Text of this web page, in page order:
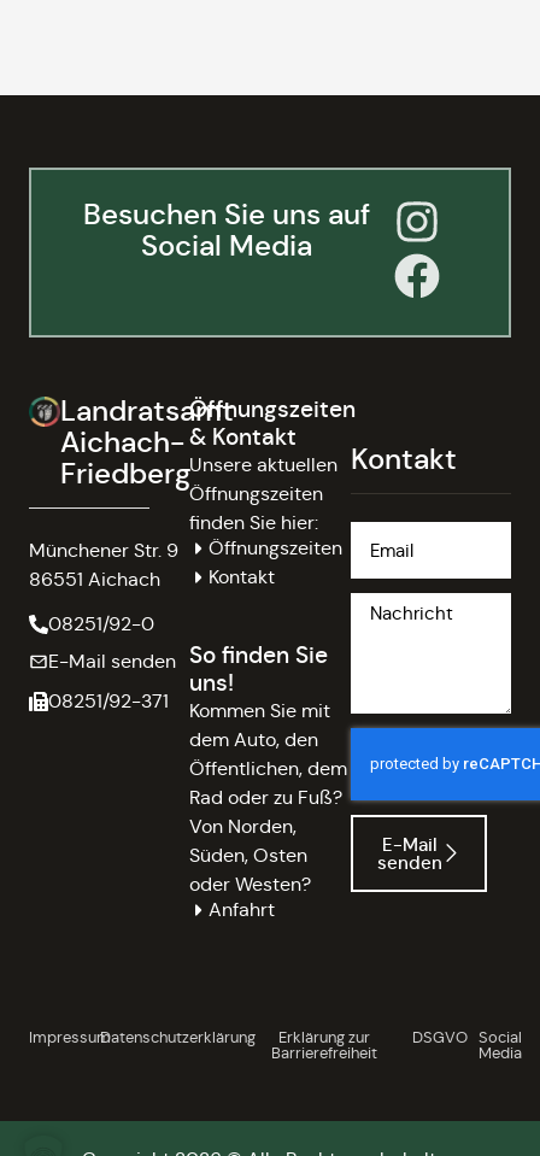
Besuchen Sie uns auf
Social Media
Landratsamt
Aichach-
Friedberg
Münchener Str. 9
86551 Aichach
08251/92-0
E-Mail senden
08251/92-371
Öffnungszeiten
& Kontakt
Unsere aktuellen
Öffnungszeiten
finden Sie hier:
Öffnungszeiten
Kontakt
So finden Sie
uns!
Kommen Sie mit
dem Auto, den
Öffentlichen, dem
Rad oder zu Fuß?
Von Norden,
Süden, Osten
oder Westen?
Anfahrt
Kontakt
E-Mail
senden
ImpressumDatenschutzerklärung Erklärung zur
Barrierefreiheit
DSGVO Social
Media